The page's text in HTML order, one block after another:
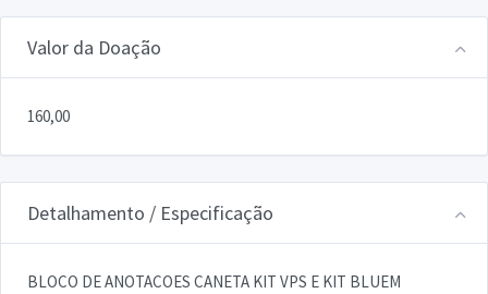
Valor da Doação
160,00
Detalhamento / Especificação
BLOCO DE ANOTACOES CANETA KIT VPS E KIT BLUEM